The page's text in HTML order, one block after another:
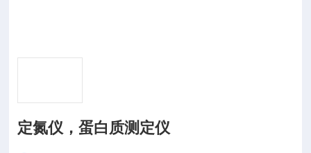
定氮仪，蛋白质测定仪